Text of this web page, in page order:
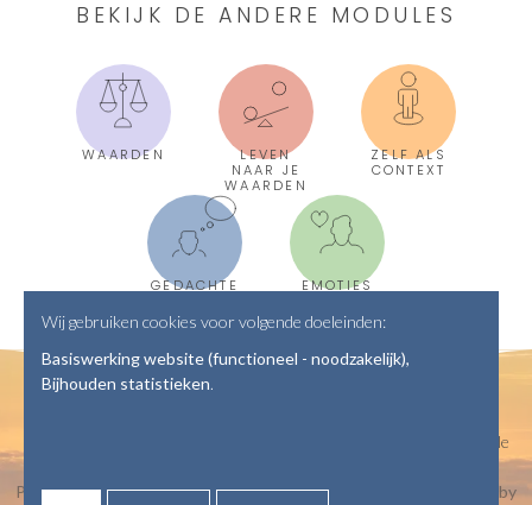
BEKIJK DE ANDERE MODULES
WAARDEN
LEVEN
NAAR JE
WAARDEN
ZELF ALS
CONTEXT
GEDACHTE
EMOTIES
• Alle
Privacyverklaring•Webdesign door Zenjoy in Leuven Powered by
Wij gebruiken cookies voor volgende doeleinden:
Basiswerking website (functioneel - noodzakelijk),
Bijhouden statistieken.